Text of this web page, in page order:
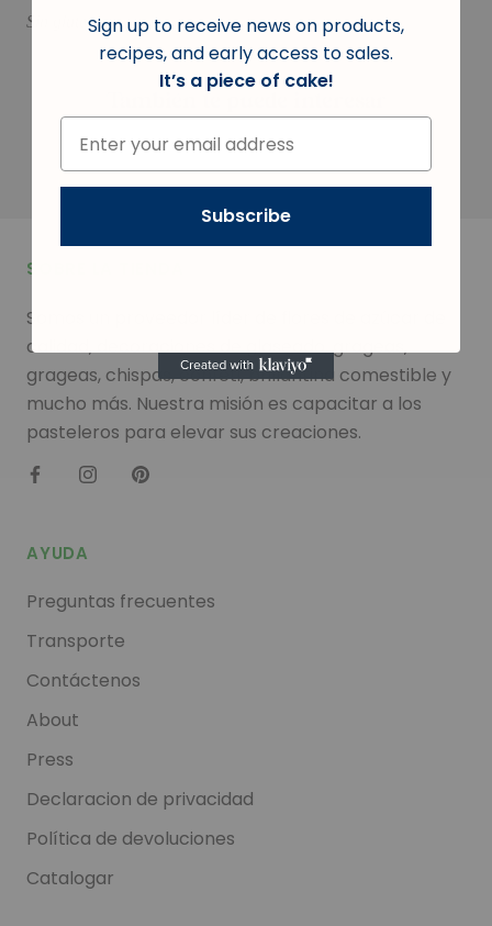
Sin gluten
SOBRE LA TIENDA
Somos un proveedor líder de flores de azúcar de
calidad, decoraciones de glaseado, grageas,
grageas, chispas, confeti, brillantina comestible y
mucho más. Nuestra misión es capacitar a los
pasteleros para elevar sus creaciones.
AYUDA
Preguntas frecuentes
Transporte
Contáctenos
About
Press
Declaracion de privacidad
Política de devoluciones
Catalogar
Sign up to receive news on products,
recipes, and early access to sales.
It’s a piece of cake!
Subscribe